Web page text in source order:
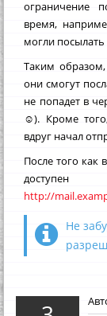
ограничение
время,
могли
Таким
они смогут
не попадет в
☺). Кроме
вдруг начал
После того как
http://
Не